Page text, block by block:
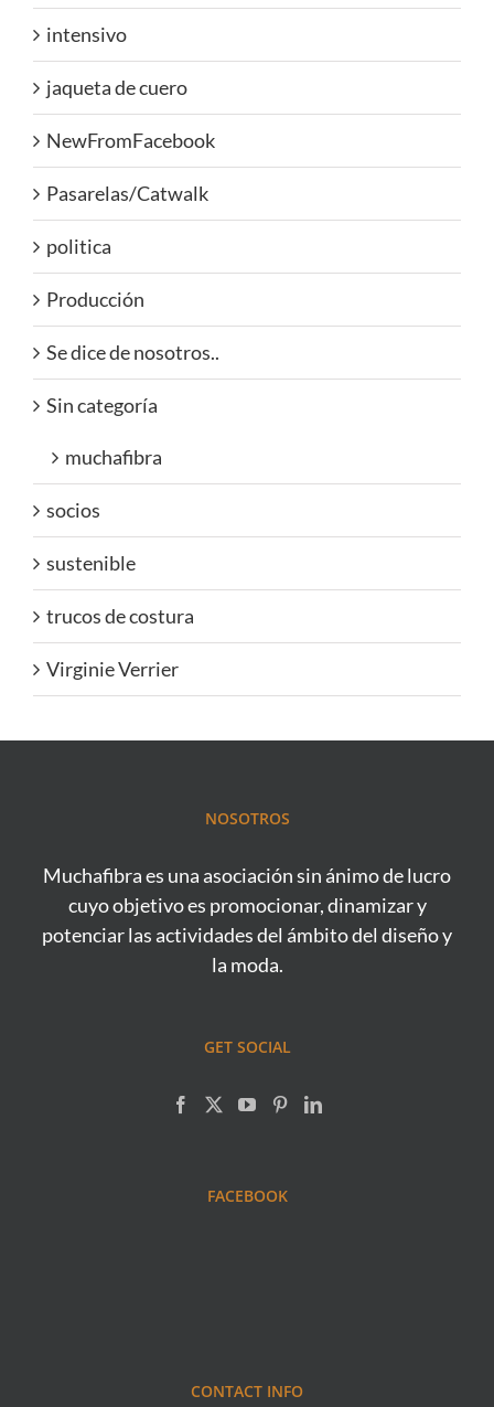
intensivo
jaqueta de cuero
NewFromFacebook
Pasarelas/Catwalk
politica
Producción
Se dice de nosotros..
Sin categoría
muchafibra
socios
sustenible
trucos de costura
Virginie Verrier
NOSOTROS
Muchafibra es una asociación sin ánimo de lucro
cuyo objetivo es promocionar, dinamizar y
potenciar las actividades del ámbito del diseño y
la moda.
GET SOCIAL
FACEBOOK
CONTACT INFO